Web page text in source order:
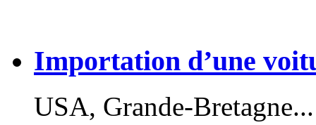
Importation d’une
USA, Grande-Bretagne...